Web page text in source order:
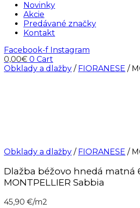
Novinky
Akcie
Predávané značky
Kontakt
Facebook-f Instagram
0,00€ 0 Cart
Obklady a dlažby / FIORANESE /
Obklady a dlažby / FIORANESE /
Dlažba béžovo hnedá matná
MONTPELLIER Sabbia
45,90 €/m2